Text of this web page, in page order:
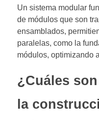
Un sistema modular
de módulos que son
ensamblados,
paralelas, como la
módulos, optimizando
¿Cuáles
la